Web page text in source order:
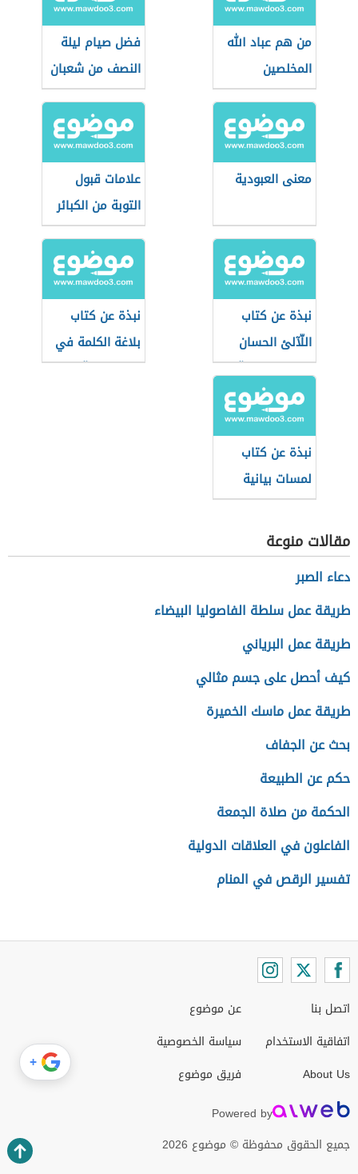
من هم عباد الله
المخلصين
فضل صيام ليلة
النصف من شعبان
معنى العبودية
علامات قبول
التوبة من الكبائر
نبذة عن كتاب
اللّآلئ الحسان
في علوم القرآن
نبذة عن كتاب
بلاغة الكلمة في
التعبير القرآني
نبذة عن كتاب
لمسات بيانية
لفاضل السامرائي
مقالات منوعة
دعاء الصبر
طريقة عمل سلطة الفاصوليا البيضاء
طريقة عمل البرياني
كيف أحصل على جسم مثالي
طريقة عمل ماسك الخميرة
بحث عن الجفاف
حكم عن الطبيعة
الحكمة من صلاة الجمعة
الفاعلون في العلاقات الدولية
تفسير الرقص في المنام
اتصل بنا
اتفاقية الاستخدام
About Us
عن موضوع
سياسة الخصوصية
فريق موضوع
Powered by
جميع الحقوق محفوظة © موضوع 2026
+